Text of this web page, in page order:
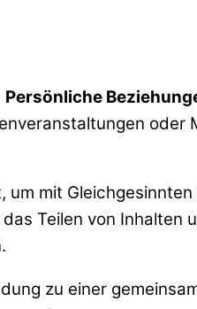
Persönliche
oder
mit
Teilen von Inhalten
zu einer